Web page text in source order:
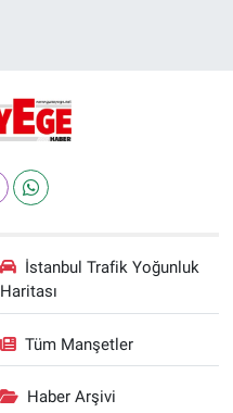
İstanbul Trafik Yoğunluk
Haritası
Tüm Manşetler
Haber Arşivi